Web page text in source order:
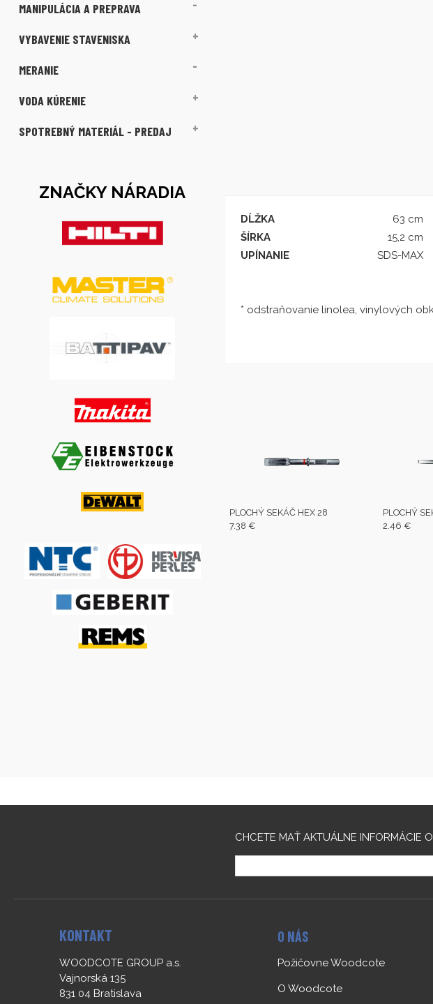
MANIPULÁCIA A PREPRAVA
VYBAVENIE STAVENISKA
MERANIE
VODA KÚRENIE
SPOTREBNÝ MATERIÁL - PREDAJ
ZNAČKY NÁRADIA
DĹŽKA
63 cm
ŠÍRKA
15,2 cm
UPÍNANIE
SDS-MAX
* odstraňovanie linolea, vinylových
PLOCHÝ SEKÁČ HEX 28
7.38 €
PLOCHÝ
2.46 €
CHCETE MAŤ AKTUÁLNE INFORMÁCIE
KONTAKT
WOODCOTE GROUP a.s.
Vajnorská 135
831 04 Bratislava
O NÁS
Požičovne Woodcote
O Woodcote